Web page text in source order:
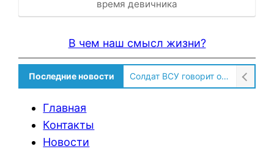
время девичника
В чем наш смысл жизни?
Последние новости Солдат ВСУ говорит о том, чтобы продавали топливо для ремонта техники в Угледаре
Главная
Контакты
Новости